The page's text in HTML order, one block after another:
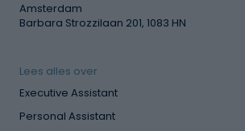
Amsterdam
Barbara Strozzilaan 201, 1083 HN
Lees alles over
Executive Assistant
Personal Assistant